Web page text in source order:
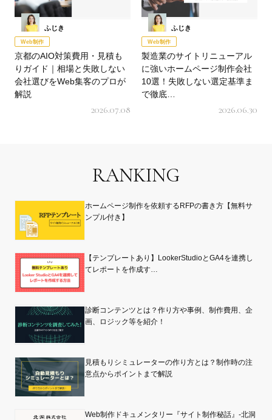
ふじき
Web制作
京都のAIO対策費用・見積も
りガイド｜相場と失敗しない
会社選びをWeb集客のプロが
解説
2026.07.08
ふじき
Web制作
製造業のサイトリニューアル
に強いホームページ制作会社
10選！失敗しない選定基準ま
で徹底…
2026.06.30
RANKING
ホームページ制作を依頼するRFPの書き方【無料サ
ンプル付き】
【テンプレートあり】LookerStudioとGA4を連携し
てレポートを作成す…
診断コンテンツとは？作り方や事例、制作費用、企
画、ロジック等を紹介！
見積もりシミュレーターの作り方とは？制作時の注
意点からポイントまで解説
Web制作ドキュメンタリー『サイト制作秘話』-北洞